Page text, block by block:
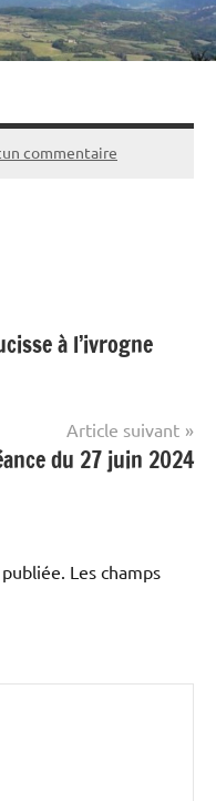
commentaire
à l’ivrogne
Article suivant
du 27 juin 2024
Les champs